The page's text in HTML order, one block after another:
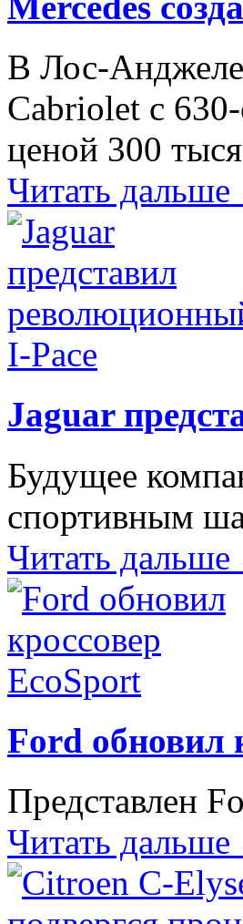
В Лос-
Cabriolet с
ценой 300
Читать
Jaguar
Будущее
спортивным
Читать
Ford обновил
Представлен
Читать